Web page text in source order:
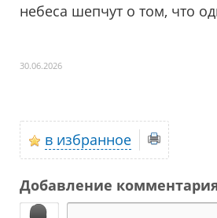
небеса шепчут о том, что
30.06.2026
в избранное
Добавление